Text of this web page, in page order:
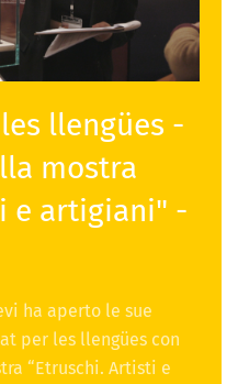
llengües -
mostra
e artigiani" -
ha aperto le sue
per les llengües con
“Etruschi. Artisti e